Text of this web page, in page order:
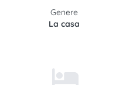
Genere
La casa